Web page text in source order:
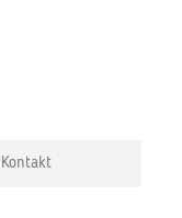
Kontakt